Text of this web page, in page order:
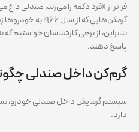
فراتر از «فرد دکمه را می‌زند، صندلی
گرمکن‌هایی که از
بنابراین، از برخی کارشناسان خواستیم
پاسخ دهند.
گرم‌کن داخل صندلی
سیستم گرمایش داخل صندلی خودرو،
دارد.